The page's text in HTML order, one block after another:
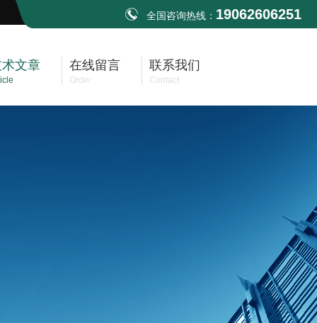
全国咨询热线： 19062606251
文章 在线留言
Order
联系我们
Contact